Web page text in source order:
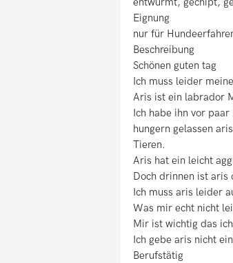
Eignung
nur für
Beschreibung
Schönen guten tag
Ich muss leider
Aris ist ein labrador
Ich habe ihn vor
hungern gelassen
Tieren.
Aris hat ein leicht
Doch drinnen ist aris
Ich muss aris leider
Was mir echt nicht
Mir ist wichtig das
Ich gebe aris nicht
Berufstätig